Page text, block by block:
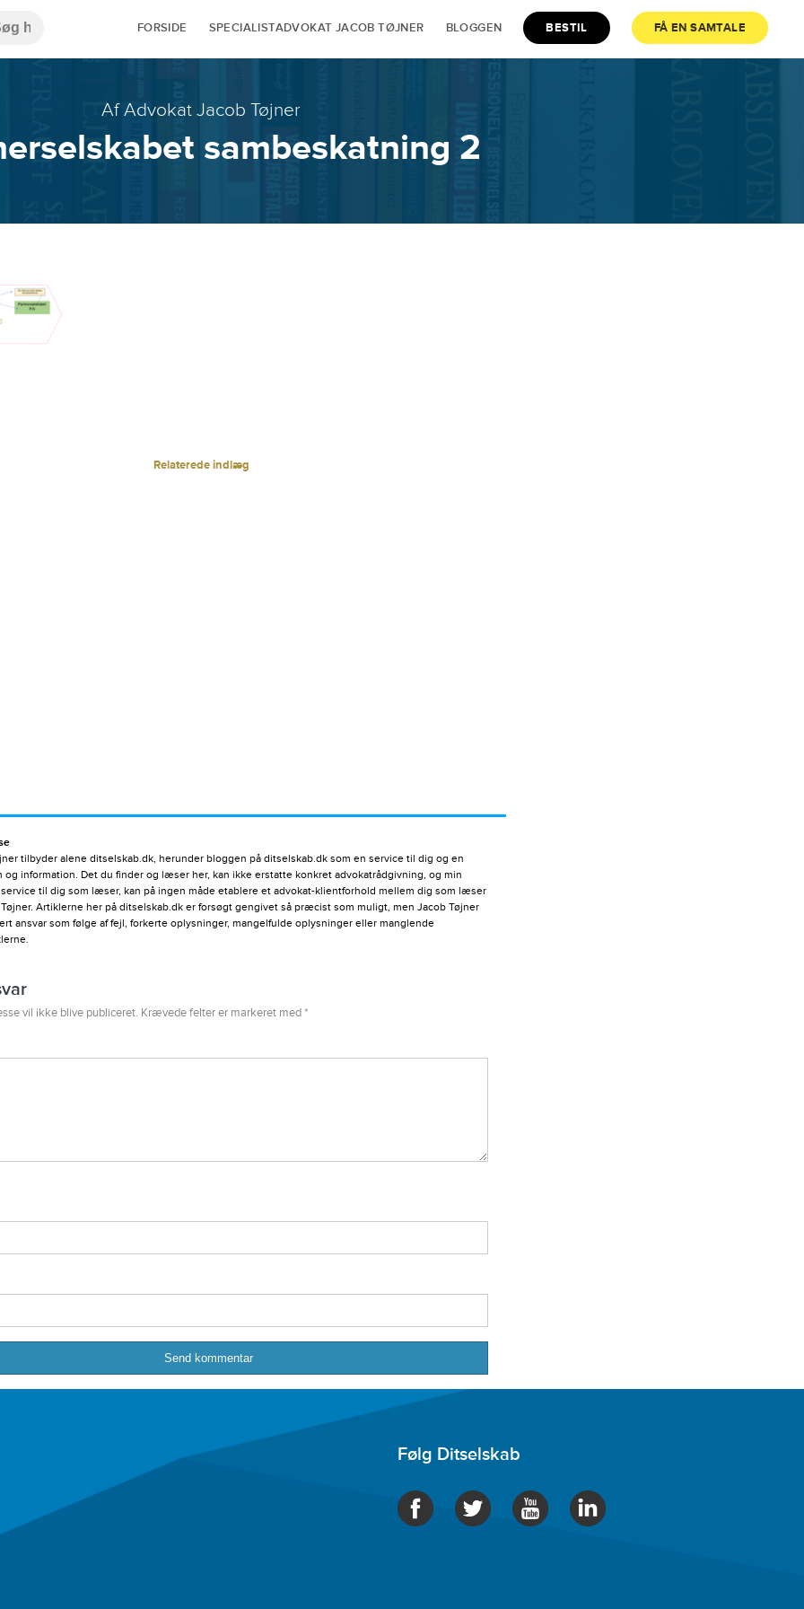
FORSIDE SPECIALISTADVOKAT JACOB TØJNER BLOGGEN BESTIL FÅ EN SAMTALE
Af Advokat Jacob Tøjner
sambeskatning 2
Relaterede indlæg
tilbyder alene ditselskab.dk, herunder bloggen på ditselskab.dk som en service til dig og en
information. Det du finder og læser her, kan ikke erstatte konkret advokatrådgivning, og min
til dig som læser, kan på ingen måde etablere et advokat-klientforhold mellem dig som læser
Artiklerne her på ditselskab.dk er forsøgt gengivet så præcist som muligt, men Jacob Tøjner
ansvar som følge af fejl, forkerte oplysninger, mangelfulde oplysninger eller manglende
vil ikke blive publiceret. Krævede felter er markeret med*
Følg Ditselskab